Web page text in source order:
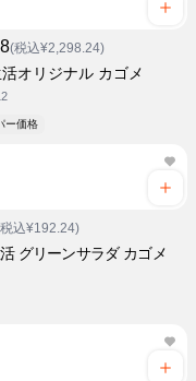
(税込¥2,298.24)
オリジナル カゴメ
ー価格
込¥192.24)
グリーンサラダ カゴメ